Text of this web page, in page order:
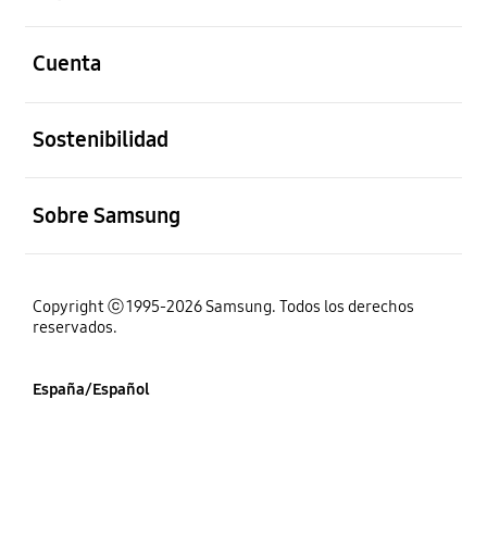
Cuenta
Sostenibilidad
Sobre Samsung
Copyright ⓒ 1995-2026 Samsung. Todos los derechos
reservados.
España/Español